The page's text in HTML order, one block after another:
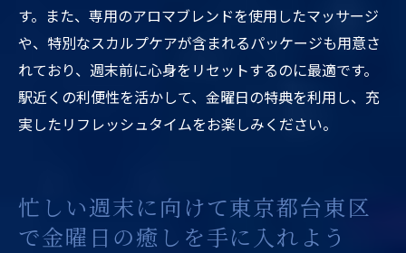
す。また、専用のアロマブレンドを使用したマッサージ
や、特別なスカルプケアが含まれるパッケージも用意さ
れており、週末前に心身をリセットするのに最適です。
駅近くの利便性を活かして、金曜日の特典を利用し、充
実したリフレッシュタイムをお楽しみください。
忙しい週末に向けて東京都台東区
で金曜日の癒しを手に入れよう